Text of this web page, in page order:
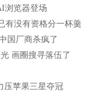
浏览器登场
有没有资格分一杯羹
国厂商杀疯了
画圈搜寻落伍了
压苹果三星夺冠